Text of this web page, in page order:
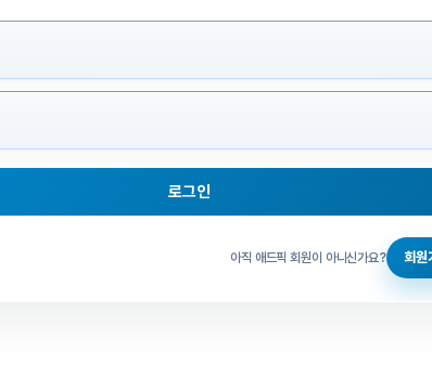
로그인
아직 애드픽 회원이 아니신가요? 회원